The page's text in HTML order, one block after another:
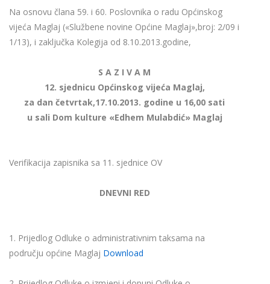
Na osnovu člana 59. i 60. Poslovnika o radu Općinskog
vijeća Maglaj («Službene novine Općine Maglaj»,broj: 2/09 i
1/13), i zaključka Kolegija od 8.10.2013.godine,
S A Z I V A M
12. sjednicu Općinskog vijeća Maglaj,
za dan četvrtak,17.10.2013. godine u 16,00 sati
u sali Dom kulture «Edhem Mulabdić» Maglaj
Verifikacija zapisnika sa 11. sjednice OV
DNEVNI RED
1. Prijedlog Odluke o administrativnim taksama na
području općine Maglaj Download